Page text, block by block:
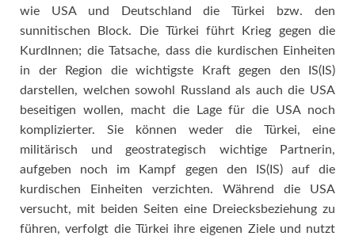
wie USA und Deutschland die Türkei bzw. den
sunnitischen Block. Die Türkei führt Krieg gegen die
KurdInnen; die Tatsache, dass die kurdischen Einheiten
in der Region die wichtigste Kraft gegen den IS(IS)
darstellen, welchen sowohl Russland als auch die USA
beseitigen wollen, macht die Lage für die USA noch
komplizierter. Sie können weder die Türkei, eine
militärisch und geostrategisch wichtige Partnerin,
aufgeben noch im Kampf gegen den IS(IS) auf die
kurdischen Einheiten verzichten. Während die USA
versucht, mit beiden Seiten eine Dreiecksbeziehung zu
führen, verfolgt die Türkei ihre eigenen Ziele und nutzt